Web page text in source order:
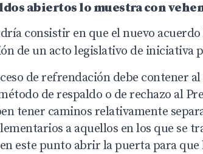
abiertos lo muestra con
consistir en que el nuevo acuerdo
de un acto legislativo de iniciativa
de refrendación debe contener
de respaldo o de rechazo al
tener caminos relativamente
a aquellos en los que se
este punto abrir la puerta para que